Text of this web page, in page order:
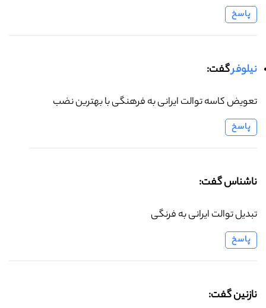
پاسخ
نیلوفرگفت:
تعویض کاسه توالت ایرانی به فرهنگی با بهترین نضب
پاسخ
ناشناس گفت:
تبدیل توالت ایرانی به فرنگی
پاسخ
نازنین گفت: